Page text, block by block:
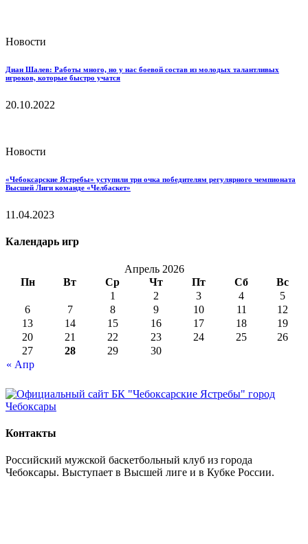
Новости
Диан Шалев: Работы много, но у нас боевой состав из молодых талантливых
игроков, которые быстро учатся
20.10.2022
Новости
«Чебоксарские Ястребы» уступили три очка победителям регулярного чемпионата
Высшей Лиги команде «Челбаскет»
11.04.2023
Календарь игр
Апрель 2026
Пн
Вт Ср Чт Пт Сб Вс
« Апр
1 2 3 4
5
6
7 8 9 10 11
12
13
14 15 16 17 18
19
20
21 22 23 24 25
26
27
28 29 30
Контакты
Российский мужской баскетбольный клуб из города
Чебоксары. Выступает в Высшей лиге и в Кубке России.